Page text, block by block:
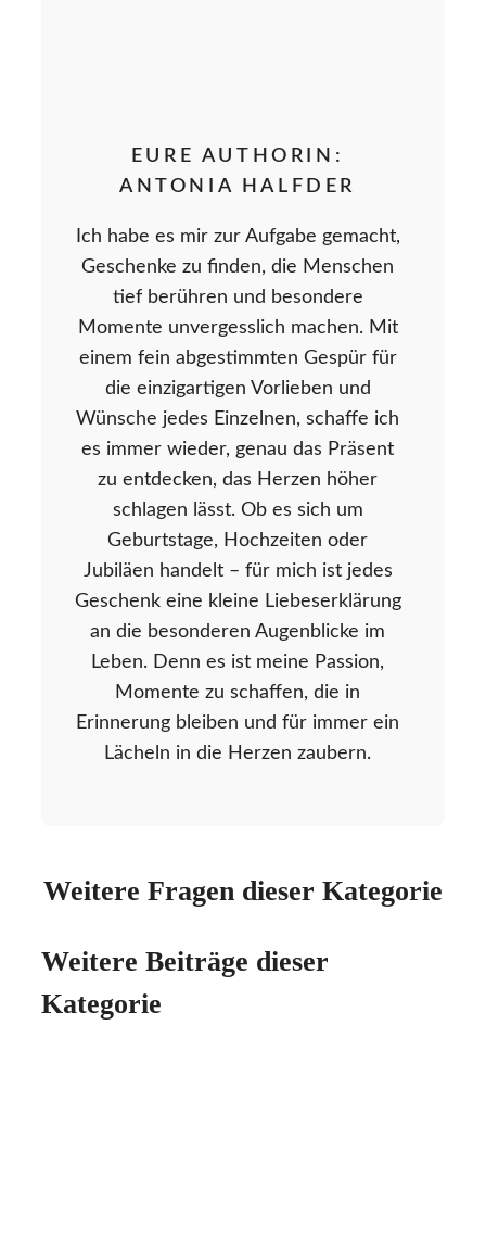
EURE AUTHORIN:
ANTONIA HALFDER
Ich habe es mir zur Aufgabe gemacht,
Geschenke zu finden, die Menschen
tief berühren und besondere
Momente unvergesslich machen. Mit
einem fein abgestimmten Gespür für
die einzigartigen Vorlieben und
Wünsche jedes Einzelnen, schaffe ich
es immer wieder, genau das Präsent
zu entdecken, das Herzen höher
schlagen lässt. Ob es sich um
Geburtstage, Hochzeiten oder
Jubiläen handelt – für mich ist jedes
Geschenk eine kleine Liebeserklärung
an die besonderen Augenblicke im
Leben. Denn es ist meine Passion,
Momente zu schaffen, die in
Erinnerung bleiben und für immer ein
Lächeln in die Herzen zaubern.
Weitere Fragen dieser Kategorie
Weitere Beiträge dieser
Kategorie